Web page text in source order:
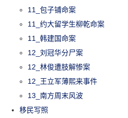
11_包子铺命案
11_约大留学生柳乾命案
11_韩建国命案
12_刘冠华分尸案
12_林俊遭肢解惨案
12_王立军薄熙来事件
13_南方周末风波
移民写照